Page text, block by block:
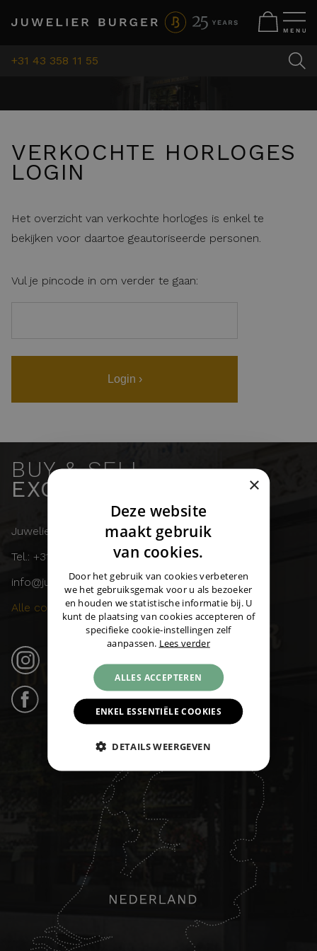
+31 43 358 11 55
VERKOCHTE HORLOGES
LOGIN
Het overzicht van verkochte horloges is enkel te
bekijken voor daartoe geautoriseerde personen.
Vul je pincode in om verder te gaan:
Login ›
BUY & SELL
EXCLUSIVE WATCHES
Juwelier Burger
Tel.: +31 (0)43 358 11 55
info@juwelierburger.com
Alle contactgegevens ›
Facebook (31k likes) ›
GERMAN
×
Deze website
maakt gebruik
van cookies.
Door het gebruik van cookies verbeteren
we het gebruiksgemak voor u als bezoeker
en houden we statistische informatie bij. U
kunt de plaatsing van cookies accepteren of
specifieke cookie-instellingen zelf
aanpassen. Lees verder
ALLES ACCEPTEREN
ENKEL ESSENTIËLE COOKIES
DETAILS WEERGEVEN